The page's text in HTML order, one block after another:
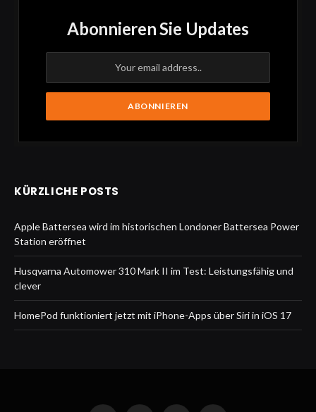
Abonnieren Sie Updates
KÜRZLICHE POSTS
Apple Battersea wird im historischen Londoner Battersea Power
Station eröffnet
Husqvarna Automower 310 Mark II im Test: Leistungsfähig und
clever
HomePod funktioniert jetzt mit iPhone-Apps über Siri in iOS 17